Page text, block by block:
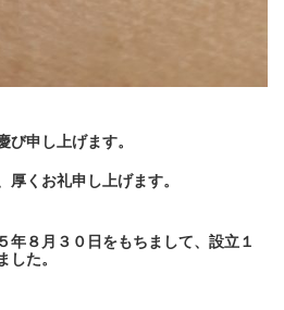
び申し上げます。
くお礼申し上げます。
年８月３０日をもちまして、設立１
した。